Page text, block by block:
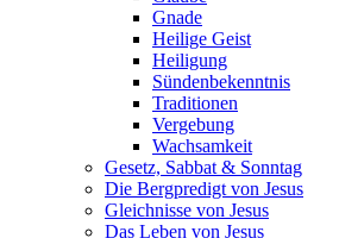
Gnade
Heilige Geist
Heiligung
Sündenbekenntnis
Traditionen
Vergebung
Wachsamkeit
Gesetz, Sabbat & Sonntag
Die Bergpredigt von Jesus
Gleichnisse von Jesus
Das Leben von Jesus